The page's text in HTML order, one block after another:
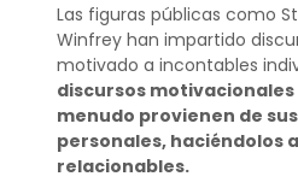
Las figuras públicas como
Winfrey han impartido
motivado a incontables
discursos
menudo provienen de
personales, haciéndolos
relacionables.